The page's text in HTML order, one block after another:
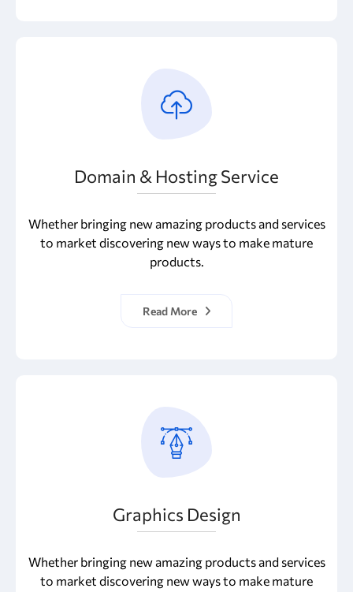
Domain & Hosting Service
Whether bringing new amazing products and services
to market discovering new ways to make mature
products.
Read More
Graphics Design
Whether bringing new amazing products and services
to market discovering new ways to make mature